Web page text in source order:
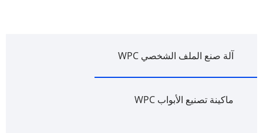
آلة صنع الملف الشخصي WPC
ماكينة تصنيع الأبواب WPC